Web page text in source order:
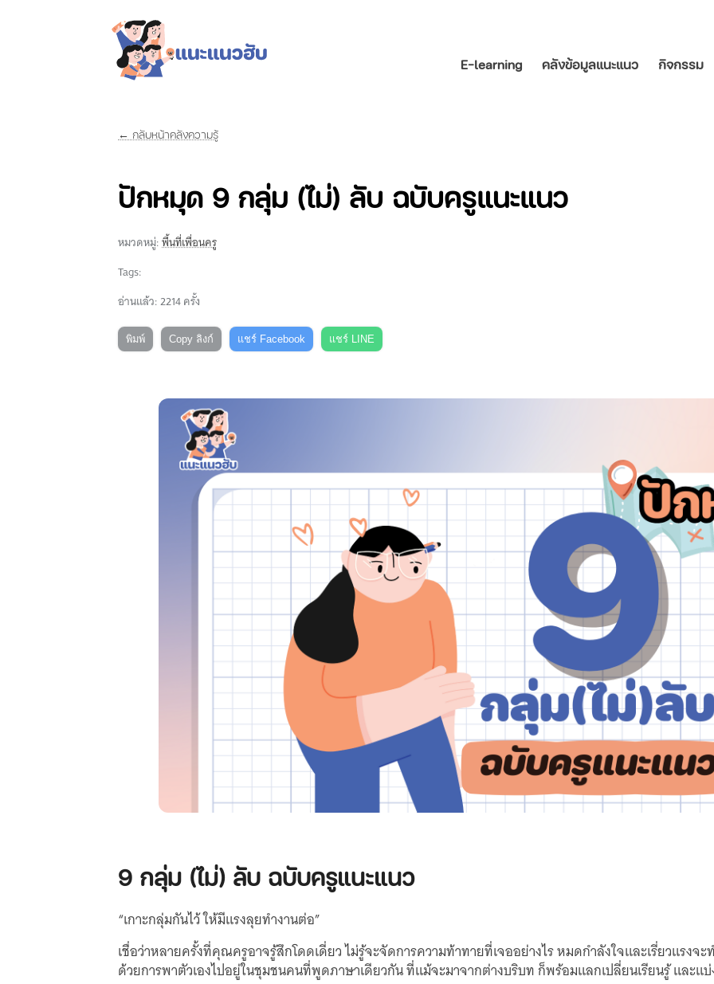
E-learning คลังข้อมูลแนะแนว กิจกรรม
← กลับหน้าคลังความรู้
ปักหมุด 9 กลุ่ม (ไม่) ลับ ฉบับครูแนะแนว
หมวดหมู่:พื้นที่เพื่อนครู
Tags:
อ่านแล้ว: 2214 ครั้ง
พิมพ์ Copy ลิงก์ แชร์ Facebook แชร์ LINE
9 กลุ่ม (ไม่) ลับ ฉบับครูแนะแนว
“เกาะกลุ่มกันไว้ ให้มีแรงลุยทำงานต่อ”
เชื่อว่าหลายครั้งที่คุณครูอาจรู้สึกโดดเดี่ยว ไม่รู้จะจัดการความท้าทายที่เจออย่างไร หมดกำลังใจและเรี่ยวแรง
ด้วยการพาตัวเองไปอยู่ในชุมชนคนที่พูดภาษาเดียวกัน ที่แม้จะมาจากต่างบริบท ก็พร้อมแลกเปลี่ยนเรียนรู้ และแ